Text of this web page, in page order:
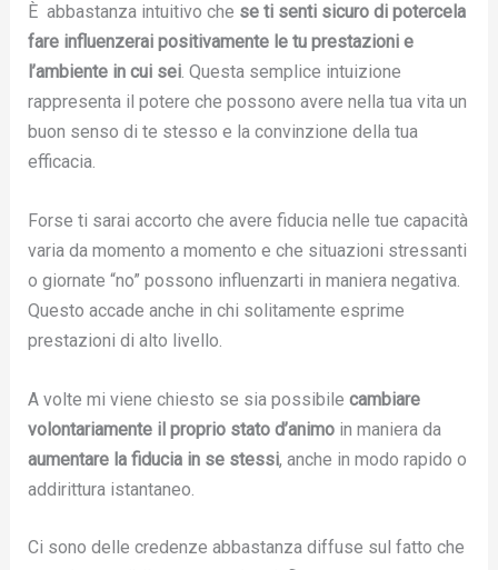
È abbastanza intuitivo che se ti senti sicuro di potercela
fare influenzerai positivamente le tu prestazioni e
l’ambiente in cui sei. Questa semplice intuizione
rappresenta il potere che possono avere nella tua vita un
buon senso di te stesso e la convinzione della tua
efficacia.
Forse ti sarai accorto che avere fiducia nelle tue capacità
varia da momento a momento e che situazioni stressanti
o giornate “no” possono influenzarti in maniera negativa.
Questo accade anche in chi solitamente esprime
prestazioni di alto livello.
A volte mi viene chiesto se sia possibile cambiare
volontariamente il proprio stato d’animoin maniera da
aumentare la fiducia in se stessi, anche in modo rapido o
addirittura istantaneo.
Ci sono delle credenze abbastanza diffuse sul fatto che